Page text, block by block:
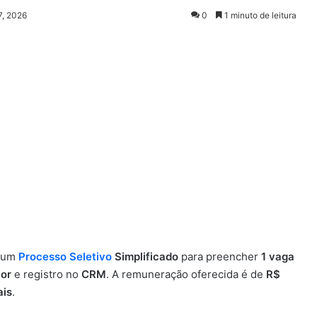
2026 0 1 minuto de leitura
Processo Seletivo Simplificado para preencher 1 vaga
e registro no CRM. A remuneração oferecida é de R$
.